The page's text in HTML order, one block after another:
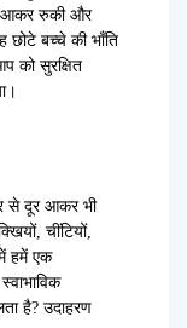
आकर रुकी और
छोटे बच्चे की भाँति
को सुरक्षित
से दूर आकर भी
चींटियों,
में हमें एक
है? उदाहरण